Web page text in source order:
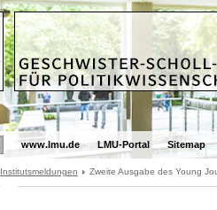
www.lmu.de LMU-Portal Sitemap
Institutsmeldungen Zweite Ausgabe des Young